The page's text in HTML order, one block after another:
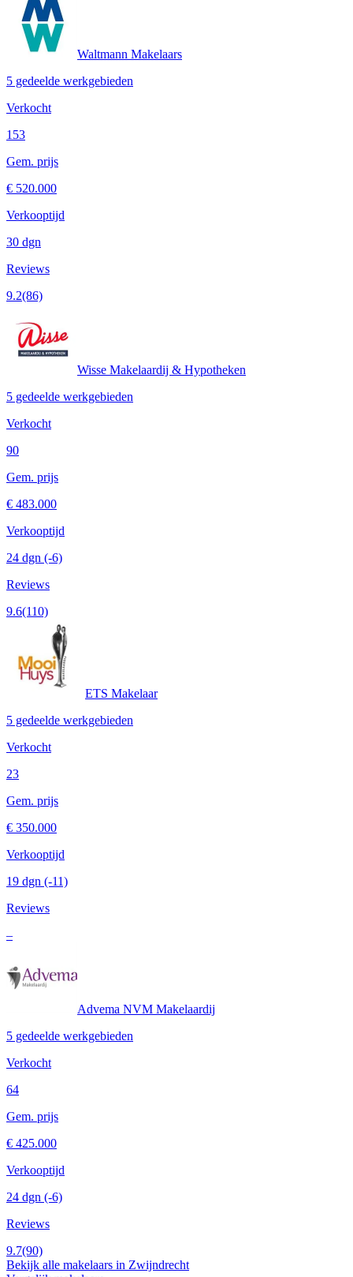
Waltmann Makelaars
5 gedeelde werkgebieden
Verkocht
153
Gem. prijs
€ 520.000
Verkooptijd
30 dgn
Reviews
9.2(86)
Wisse Makelaardij & Hypotheken
5 gedeelde werkgebieden
Verkocht
90
Gem. prijs
€ 483.000
Verkooptijd
24 dgn (-6)
Reviews
9.6(110)
ETS Makelaar
5 gedeelde werkgebieden
Verkocht
23
Gem. prijs
€ 350.000
Verkooptijd
19 dgn (-11)
Reviews
–
Advema NVM Makelaardij
5 gedeelde werkgebieden
Verkocht
64
Gem. prijs
€ 425.000
Verkooptijd
24 dgn (-6)
Reviews
9.7(90)
Bekijk alle makelaars in Zwijndrecht